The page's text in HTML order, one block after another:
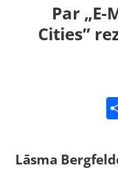
Par
Cities”
Lāsma